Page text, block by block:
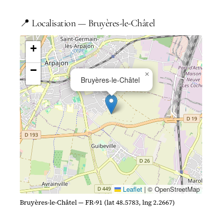
📍 Localisation — Bruyères-le-Châtel
Bruyères-le-Châtel
×
+
−
Leaflet | © OpenStreetMap
Bruyères-le-Châtel — FR-91 (lat 48.5783, lng 2.2667)